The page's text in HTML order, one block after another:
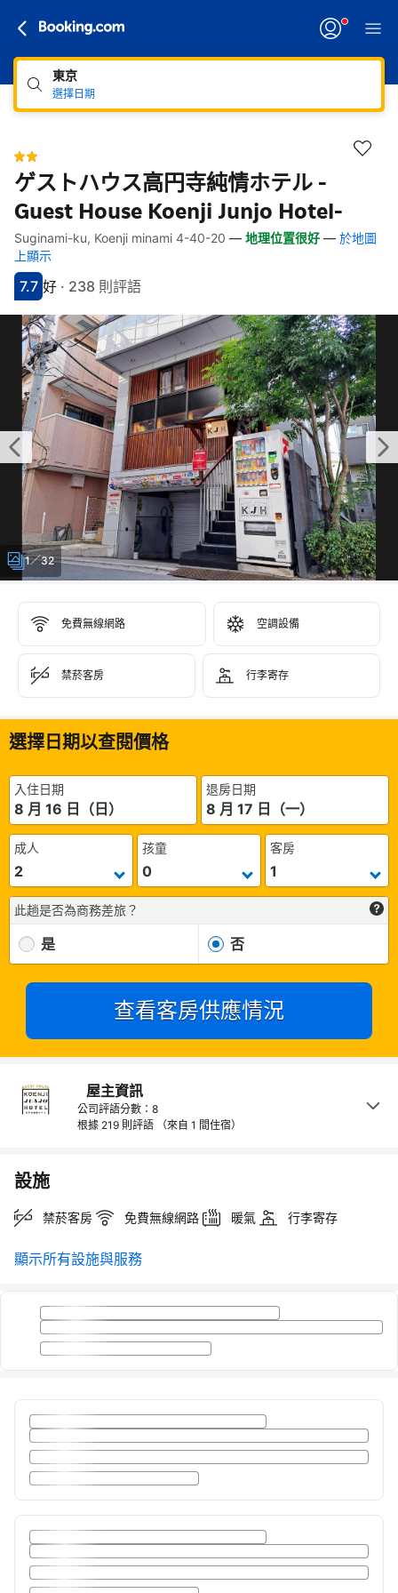
東京
選擇日期
ゲストハウス高円寺純情ホテル -
Guest House Koenji Junjo Hotel-
快速連結
跳至住宿介紹
跳至熱門設施
跳至客房類型
跳至訂房政策
Suginami-ku, Koenji minami 4-40-20 — 地理位置很好 — 於地圖
上顯示
分數7.7分
7.7
評比好好 · 238 則評語
1／32
免費無線網路 空調設備
禁菸客房 行李寄存
選擇日期以查閱價格
入住日期
8 月 16 日（日）
退房日期
8 月 17 日（一）
成人 孩童 客房
此趟是否為商務差旅？
是 否
查看客房供應情況
屋主資訊
公司評語分數：8
根據 219 則評語
（來自 1 間住宿）
設施
禁菸客房 免費無線網路 暖氣 行李寄存
顯示所有設施與服務